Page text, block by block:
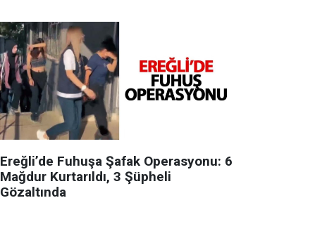
Ereğli’de Fuhuşa Şafak Operasyonu: 6
Mağdur Kurtarıldı, 3 Şüpheli
Gözaltında